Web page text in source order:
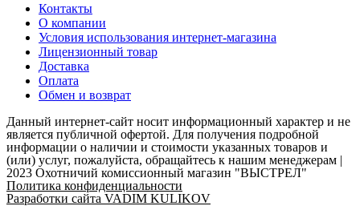
Контакты
О компании
Условия использования интернет-магазина
Лицензионный товар
Доставка
Оплата
Обмен и возврат
Данный интернет-сайт носит информационный характер и не
является публичной офертой. Для получения подробной
информации о наличии и стоимости указанных товаров и
(или) услуг, пожалуйста, обращайтесь к нашим менеджерам |
2023 Охотничий комиссионный магазин "ВЫСТРЕЛ"
Политика конфиденциальности
Разработки сайта VADIM KULIKOV